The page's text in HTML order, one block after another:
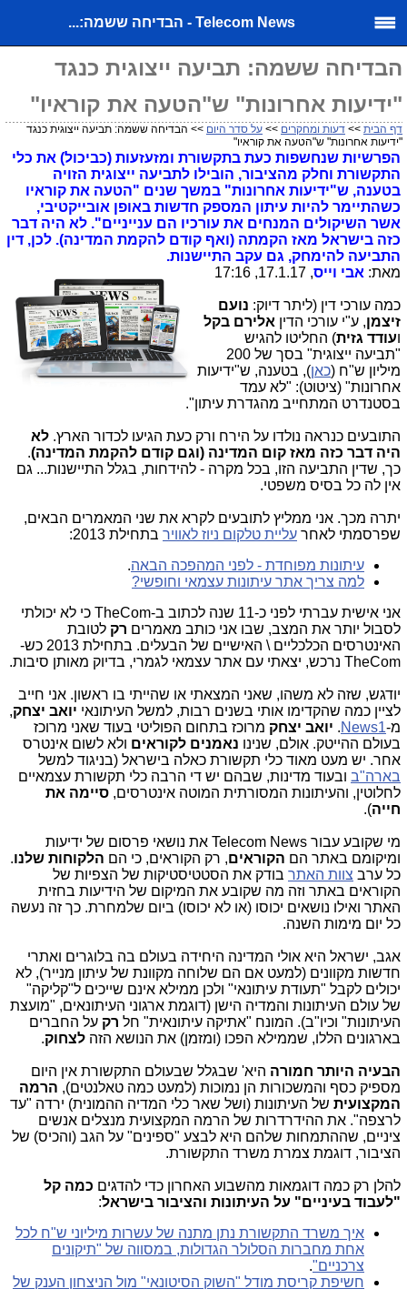
Telecom News - הבדיחה ששמה:...
הבדיחה ששמה: תביעה ייצוגית כנגד
"ידיעות אחרונות" ש"הטעה את קוראיו"
דף הבית >> דעות ומחקרים >> על סדר היום >> הבדיחה ששמה: תביעה ייצוגית כנגד
"ידיעות אחרונות" ש"הטעה את קוראיו"
הפרשיות שנחשפות כעת בתקשורת ומזעזעות (כביכול) את כלי
התקשורת וחלק מהציבור, הובילו לתביעה ייצוגית הזויה
בטענה, ש"ידיעות אחרונות" במשך שנים "הטעה את קוראיו
כשהתיימר להיות עיתון המספק חדשות באופן אובייקטיבי,
אשר השיקולים המנחים את עורכיו הם ענייניים". לא היה דבר
כזה בישראל מאז הקמתה (ואף קודם להקמת המדינה). לכן, דין
התביעה להימחק, גם עקב התיישנות.
מאת: אבי וייס, 17.1.17, 17:16
כמה עורכי דין (ליתר דיוק: נועם
זיצמן, ע"י עורכי הדין אלירם בקל
ועודד גזית) החליטו להגיש
"תביעה ייצוגית" בסך של 200
מיליון ש"ח (כאן), בטענה, ש"ידיעות
אחרונות" (ציטוט): "לא עמד
בסטנדרט המתחייב מהגדרת עיתון".
התובעים כנראה נולדו על הירח ורק כעת הגיעו לכדור הארץ. לא
היה דבר כזה מאז קום המדינה (וגם קודם להקמת המדינה).
כך, שדין התביעה הזו, בכל מקרה - להידחות, בגלל התיישנות... גם
אין לה כל בסיס משפטי.
יתרה מכך. אני ממליץ לתובעים לקרא את שני המאמרים הבאים,
שפרסמתי לאחר עליית טלקום ניוז לאוויר בתחילת 2013:
עיתונות מפוחדת - לפני המהפכה הבאה.
למה צריך אתר עיתונות עצמאי וחופשי?
אני אישית עברתי לפני כ-11 שנה לכתוב ב-TheCom כי לא יכולתי
לסבול יותר את המצב, שבו אני כותב מאמרים רק לטובת
האינטרסים הכלכליים \ האישיים של הבעלים. בתחילת 2013 כש-
TheCom נרכש, יצאתי עם אתר עצמאי לגמרי, בדיוק מאותן סיבות.
יודגש, שזה לא משהו, שאני המצאתי או שהייתי בו ראשון. אני חייב
לציין כמה שהקדימו אותי בשנים רבות, למשל העיתונאי יואב יצחק,
מ-News1
. יואב יצחק מרוכז בתחום הפוליטי בעוד שאני מרוכז
בעולם ההייטק. אולם, שנינו נאמנים לקוראים ולא לשום אינטרס
אחר. יש מעט מאוד כלי תקשורת כאלה בישראל (בניגוד למשל
בארה"ב ובעוד מדינות, שבהם יש די הרבה כלי תקשורת עצמאיים
לחלוטין, והעיתונות המסורתית המוטה אינטרסים, סיימה את
חייה).
מי שקובע עבור Telecom News את נושאי פרסום של ידיעות
ומיקומם באתר הם הקוראים, רק הקוראים, כי הם הלקוחות שלנו.
כל ערב צוות האתר בודק את הסטטיסטיקות של הצפיות של
הקוראים באתר וזה מה שקובע את המיקום של הידיעות בחזית
האתר ואילו נושאים יכוסו (או לא יכוסו) ביום שלמחרת. כך זה נעשה
כל יום מימות השנה.
אגב, ישראל היא אולי המדינה היחידה בעולם בה בלוגרים ואתרי
חדשות מקוונים (למעט אם הם שלוחה מקוונת של עיתון מנייר), לא
יכולים לקבל "תעודת עיתונאי" ולכן ממילא אינם שייכים ל"קליקה"
של עולם העיתונות והמדיה הישן (דוגמת ארגוני העיתונאים, "מועצת
העיתונות" וכיו"ב). המונח "אתיקה עיתונאית" חל רק על החברים
בארגונים הללו, שממילא הפכו (ומזמן) את הנושא הזה לצחוק.
הבעיה היותר חמורה היא' שבגלל שבעולם התקשורת אין היום
מספיק כסף והמשכורות הן נמוכות (למעט כמה טאלנטים), הרמה
המקצועית של העיתונות (ושל שאר כלי המדיה ההמונית) ירדה "עד
לרצפה". את ההידרדרות של הרמה המקצועית מנצלים אנשים
ציניים, שההתמחות שלהם היא לבצע "ספינים" על הגב (והכיס) של
הציבור, דוגמת צמרת משרד התקשורת.
להלן רק כמה דוגמאות מהשבוע האחרון כדי להדגים כמה קל
"לעבוד בעיניים" על העיתונות והציבור בישראל:
איך משרד התקשורת נתן מתנה של עשרות מיליוני ש"ח לכל
אחת מחברות הסלולר הגדולות, במסווה של "תיקונים
צרכניים".
חשיפת קריסת מודל "השוק הסיטונאי" מול הניצחון הענק של